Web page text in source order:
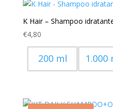
era:
€9,80.
è:
K Hair – Shampoo
€4,80
200 ml 1.000